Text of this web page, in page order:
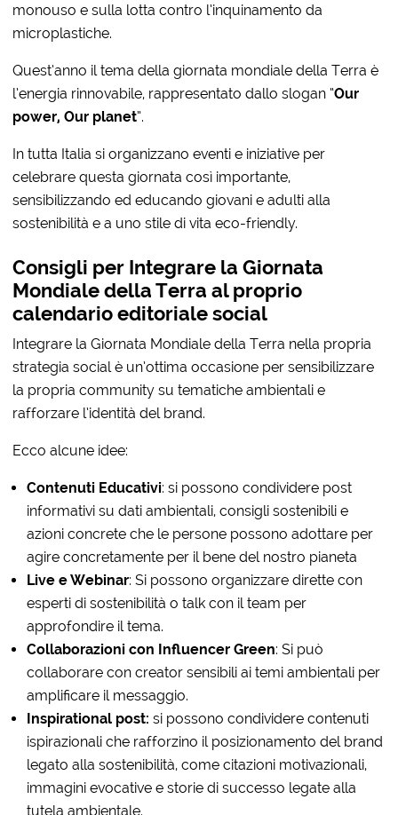
monouso e sulla lotta contro l’inquinamento da
microplastiche.
Quest’anno il tema della giornata mondiale della Terra è
l’energia rinnovabile, rappresentato dallo slogan “Our
power, Our planet”.
In tutta Italia si organizzano eventi e iniziative per
celebrare questa giornata così importante,
sensibilizzando ed educando giovani e adulti alla
sostenibilità e a uno stile di vita eco-friendly.
Consigli per Integrare la Giornata
Mondiale della Terra al proprio
calendario editoriale social
Integrare la Giornata Mondiale della Terra nella propria
strategia social è un’ottima occasione per sensibilizzare
la propria community su tematiche ambientali e
rafforzare l’identità del brand.
Ecco alcune idee:
Contenuti Educativi: si possono condividere post
informativi su dati ambientali, consigli sostenibili e
azioni concrete che le persone possono adottare per
agire concretamente per il bene del nostro pianeta
Live e Webinar: Si possono organizzare dirette con
esperti di sostenibilità o talk con il team per
approfondire il tema.
Collaborazioni con Influencer Green: Si può
collaborare con creator sensibili ai temi ambientali per
amplificare il messaggio.
Inspirational post: si possono condividere contenuti
ispirazionali che rafforzino il posizionamento del brand
legato alla sostenibilità, come citazioni motivazionali,
immagini evocative e storie di successo legate alla
tutela ambientale.